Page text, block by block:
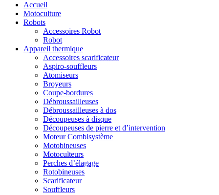
Accueil
Motoculture
Robots
Accessoires Robot
Robot
Appareil thermique
Accessoires scarificateur
Aspiro-souffleurs
Atomiseurs
Broyeurs
Coupe-bordures
Débroussailleuses
Débroussailleuses à dos
Découpeuses à disque
Découpeuses de pierre et d’intervention
Moteur Combisystème
Motobineuses
Motoculteurs
Perches d’élagage
Rotobineuses
Scarificateur
Souffleurs